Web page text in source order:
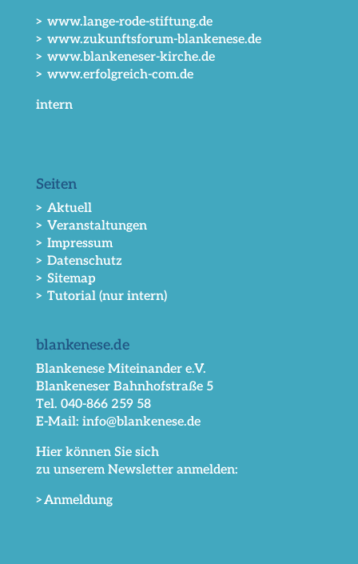
> www.lange-rode-stiftung.de
> www.zukunftsforum-blankenese.de
> www.blankeneser-kirche.de
> www.erfolgreich-com.de
intern
Seiten
> Aktuell
> Veranstaltungen
> Impressum
> Datenschutz
> Sitemap
> Tutorial (nur intern)
blankenese.de
Blankenese Miteinander e.V.
Blankeneser Bahnhofstraße 5
Tel. 040-866 259 58
E-Mail: info@blankenese.de
Hier können Sie sich
zu unserem Newsletter anmelden:
>Anmeldung